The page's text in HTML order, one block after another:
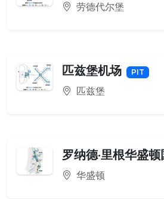
劳德代尔堡
匹兹堡机场 PIT
匹兹堡
罗纳德·里根华盛
华盛顿